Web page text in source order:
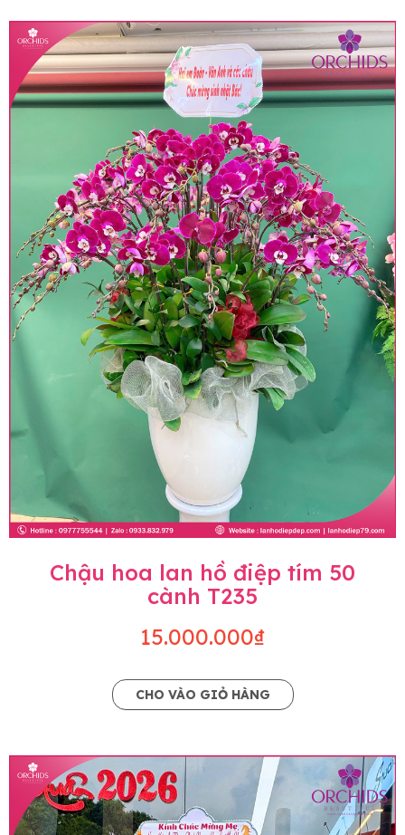
Chậu hoa lan hồ điệp tím 50
cành T235
15.000.000₫
CHO VÀO GIỎ HÀNG